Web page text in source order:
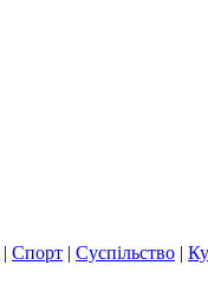
| Спорт | Суспільство |